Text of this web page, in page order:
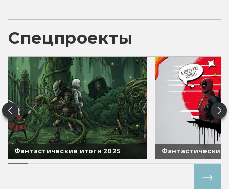
Спецпроекты
Фантастические итоги 2025 Фантастические